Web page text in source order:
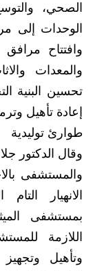
الصحي،
الوحدات إلى
وافتتاح
والمعدات
تحسين البنية
إعادة تأهيل
طوارئ توليدية
وقال الدكتور
والمستشفى
الانهيار
بمستشفى
اللازمة